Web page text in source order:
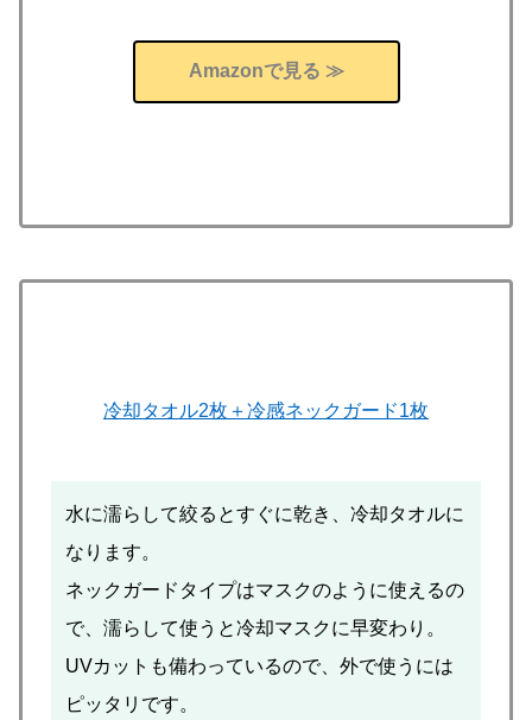
Amazonで見る ≫
冷却タオル2枚＋冷感ネックガード1枚
水に濡らして絞るとすぐに乾き、冷却タオルに
なります。
ネックガードタイプはマスクのように使えるの
で、濡らして使うと冷却マスクに早変わり。
UVカットも備わっているので、外で使うには
ピッタリです。